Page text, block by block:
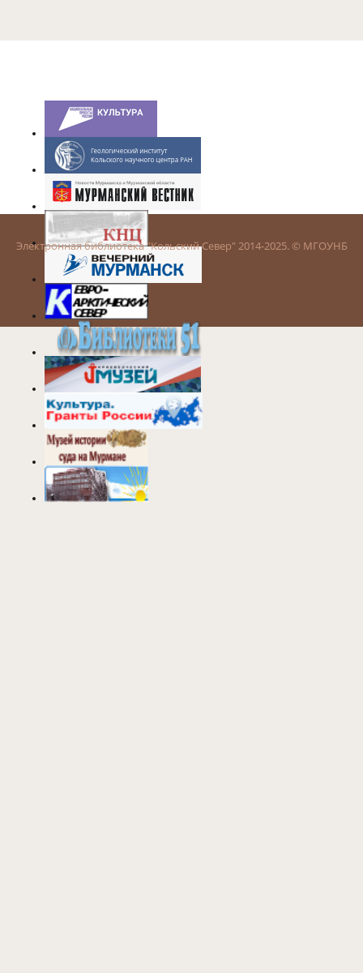
Электронная библиотека "Кольский Север" 2014-2025. © МГОУНБ